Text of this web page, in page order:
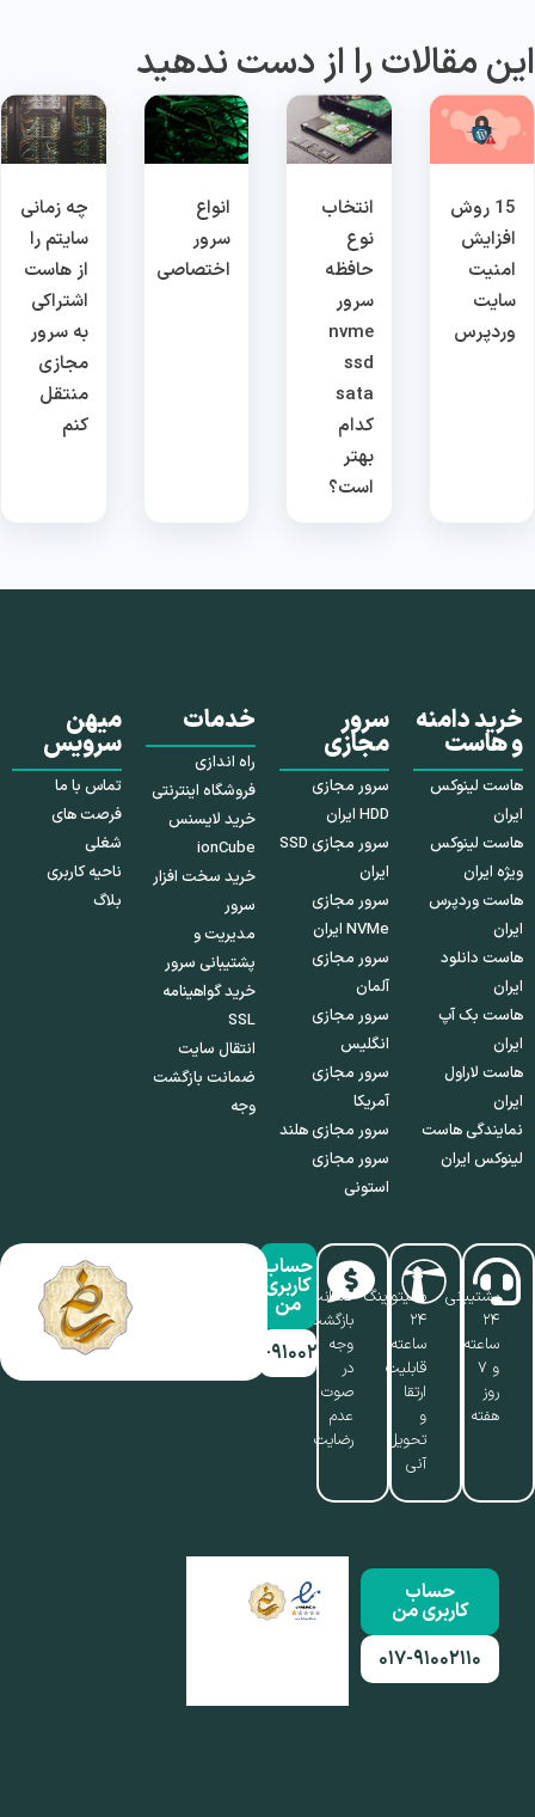
مقالات را از دست ندهید
15 روش
افزایش
امنیت
سایت
وردپرس
انتخاب
نوع
حافظه
سرور
nvme
ssd
sata
کدام
بهتر
است؟
انواع
سرور
اختصاصی
چه زمانی
سایتم را
از هاست
اشتراکی
به سرور
مجازی
منتقل
کنم
خرید دامنه
و هاست
هاست لینوکس
ایران
هاست لینوکس
ویژه ایران
هاست وردپرس
ایران
هاست دانلود
ایران
هاست بک آپ
ایران
هاست لاراول
ایران
نمایندگی هاست
لینوکس ایران
سرور
مجازی
سرور مجازی
HDD ایران
سرور مجازی SSD
ایران
سرور مجازی
NVMe ایران
سرور مجازی
آلمان
سرور مجازی
انگلیس
سرور مجازی
آمریکا
سرور مجازی هلند
سرور مجازی
استونی
خدمات
راه اندازی
فروشگاه اینترنتی
خرید لایسنس
ionCube
خرید سخت افزار
سرور
مدیریت و
پشتیبانی سرور
خرید گواهینامه
SSL
انتقال سایت
ضمانت بازگشت
وجه
میهن
سرویس
تماس با ما
فرصت های
شغلی
ناحیه کاربری
بلاگ
پشتیبانی
۲۴
ساعته
و ۷
روز
هفته
مانیتورینگ
۲۴
ساعته،
قابلیت
ارتقا
تحویل
آنی
ضمانت
بازگشت
وجه
در
صوت
عدم
رضایت
حساب
کاربری
من
۰۱۷-۹۱۰۰۲۱۱۰
حساب
کاربری من
۰۱۷-۹۱۰۰۲۱۱۰